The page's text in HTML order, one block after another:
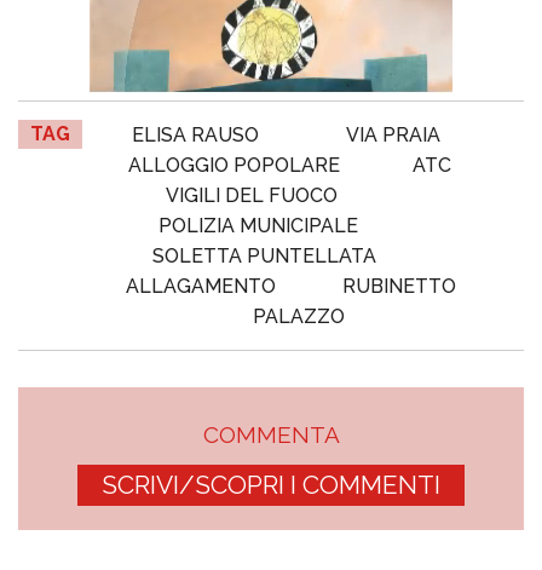
TAG ELISA RAUSO
VIA PRAIA
ALLOGGIO POPOLARE
ATC
VIGILI DEL FUOCO
POLIZIA MUNICIPALE
SOLETTA PUNTELLATA
ALLAGAMENTO
RUBINETTO
PALAZZO
COMMENTA
SCRIVI/SCOPRI I COMMENTI